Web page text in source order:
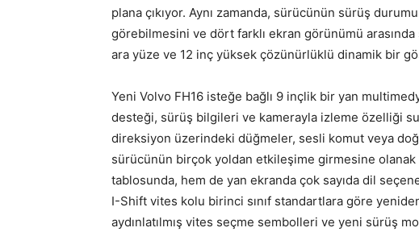
plana çıkıyor. Aynı zamanda, sürücünün sürüş
görebilmesini ve dört farklı ekran görünümü arasında
ara yüze ve 12 inç yüksek çözünürlüklü dinamik bir
Yeni Volvo FH16 isteğe bağlı 9 inçlik bir yan
desteği, sürüş bilgileri ve kamerayla izleme özelliği
direksiyon üzerindeki düğmeler, sesli komut veya
sürücünün birçok yoldan etkileşime girmesine
tablosunda, hem de yan ekranda çok sayıda dil
I-Shift vites kolu birinci sınıf standartlara göre
aydınlatılmış vites seçme sembolleri ve yeni sürüş